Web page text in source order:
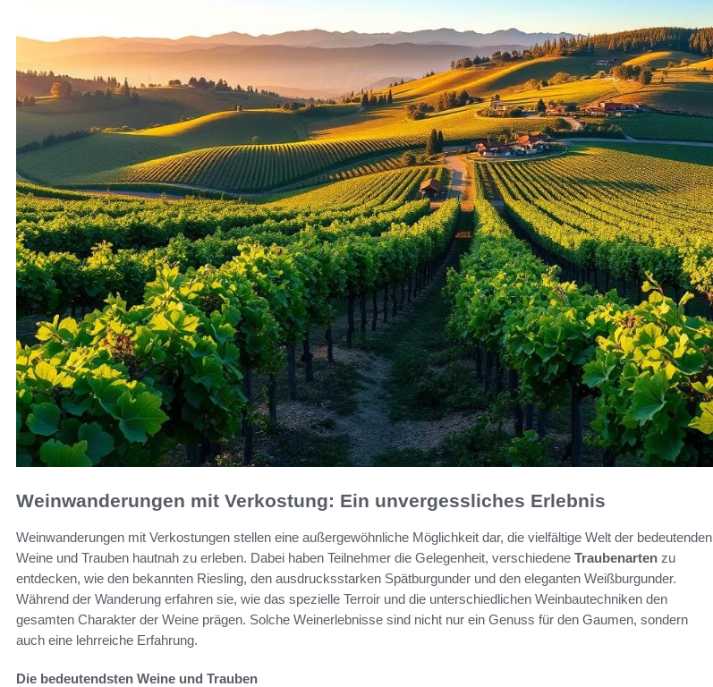
Weinwanderungen mit Verkostung: Ein unvergessliches Erlebnis
Weinwanderungen mit Verkostungen stellen eine außergewöhnliche Möglichkeit dar, die vielfältige Welt der bedeutenden
Weine und Trauben hautnah zu erleben. Dabei haben Teilnehmer die Gelegenheit, verschiedene Traubenarten zu
entdecken, wie den bekannten Riesling, den ausdrucksstarken Spätburgunder und den eleganten Weißburgunder.
Während der Wanderung erfahren sie, wie das spezielle Terroir und die unterschiedlichen Weinbautechniken den
gesamten Charakter der Weine prägen. Solche Weinerlebnisse sind nicht nur ein Genuss für den Gaumen, sondern
auch eine lehrreiche Erfahrung.
Die bedeutendsten Weine und Trauben